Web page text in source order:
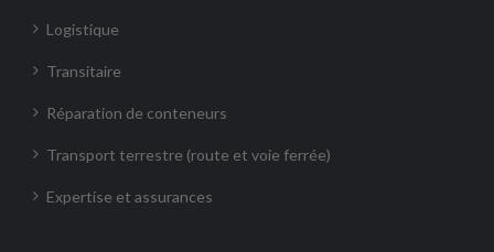
Logistique
Transitaire
Réparation de conteneurs
Transport terrestre (route et voie ferrée)
Expertise et assurances